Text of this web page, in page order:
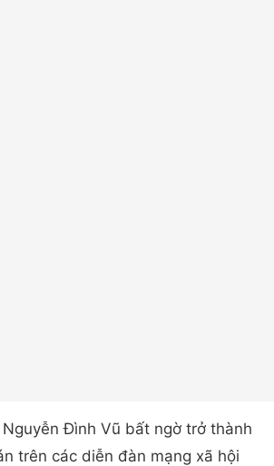
Đình Vũ bất ngờ trở thành
trên các diễn đàn mạng xã hội